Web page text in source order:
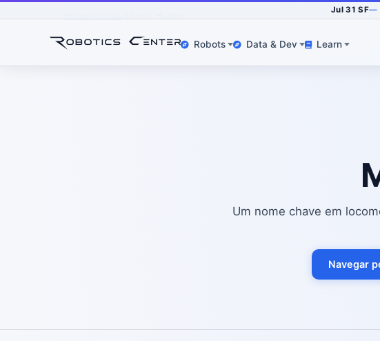
Jul 31 SF—
Robots Data & Dev Learn
Um nome chave em
Navegar